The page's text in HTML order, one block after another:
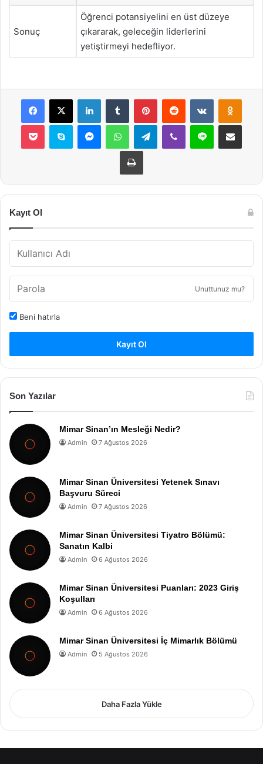
Sonuç
Öğrenci potansiyelini en üst düzeye
çıkararak, geleceğin liderlerini
yetiştirmeyi hedefliyor.
Facebook
X LinkedInTumblr PinterestReddit VKontakte
Pocket Skype MessengerWhatsAppTelegramViber Line E-Posta ile
Yazdır
Kayıt Ol
Unuttunuz mu?
Beni hatırla
Kayıt Ol
Son Yazılar
Mimar Sinan’ın Mesleği Nedir?
Admin 7 Ağustos 2026
Mimar Sinan Üniversitesi Yetenek Sınavı
Başvuru Süreci
Admin 7 Ağustos 2026
Mimar Sinan Üniversitesi Tiyatro Bölümü:
Sanatın Kalbi
Admin 6 Ağustos 2026
Mimar Sinan Üniversitesi Puanları: 2023 Giriş
Koşulları
Admin 6 Ağustos 2026
Mimar Sinan Üniversitesi İç Mimarlık Bölümü
Admin 5 Ağustos 2026
Daha Fazla Yükle